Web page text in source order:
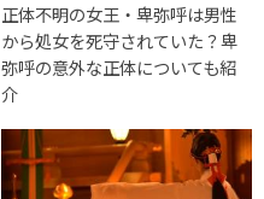
正体不明の女王・卑弥呼は男性
から処女を死守されていた？卑
弥呼の意外な正体についても紹
介